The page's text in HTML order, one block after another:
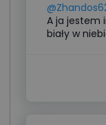
A ja jestem
biały w